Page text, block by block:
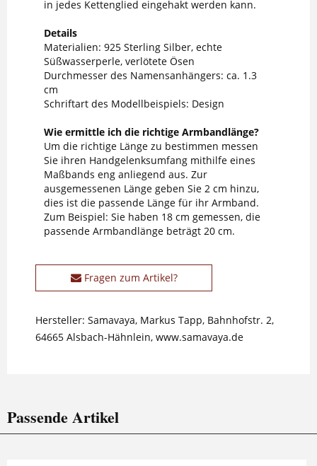
in jedes Kettenglied eingehakt werden kann.
Details
Materialien: 925 Sterling Silber, echte
Süßwasserperle, verlötete Ösen
Durchmesser des Namensanhängers: ca. 1.3
cm
Schriftart des Modellbeispiels: Design
Wie ermittle ich die richtige Armbandlänge?
Um die richtige Länge zu bestimmen messen
Sie ihren Handgelenksumfang mithilfe eines
Maßbands eng anliegend aus. Zur
ausgemessenen Länge geben Sie 2 cm hinzu,
dies ist die passende Länge für ihr Armband.
Zum Beispiel: Sie haben 18 cm gemessen, die
passende Armbandlänge beträgt 20 cm.
Fragen zum Artikel?
Hersteller: Samavaya, Markus Tapp, Bahnhofstr. 2,
64665 Alsbach-Hähnlein, www.samavaya.de
Passende Artikel